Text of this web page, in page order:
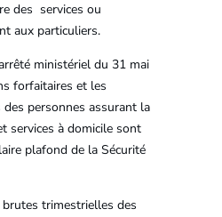
des services ou
aux particuliers.
ministériel du 31 mai
forfaitaires et les
personnes assurant la
services à domicile sont
plafond de la Sécurité
trimestrielles des